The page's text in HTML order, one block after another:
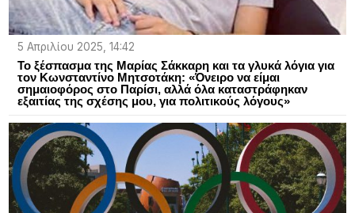
5 Απριλίου 2025, 14:42
Το ξέσπασμα της Μαρίας Σάκκαρη και τα γλυκά λόγια για
τον Κωνσταντίνο Μητσοτάκη: «Όνειρο να είμαι
σημαιοφόρος στο Παρίσι, αλλά όλα καταστράφηκαν
εξαιτίας της σχέσης μου, για πολιτικούς λόγους»